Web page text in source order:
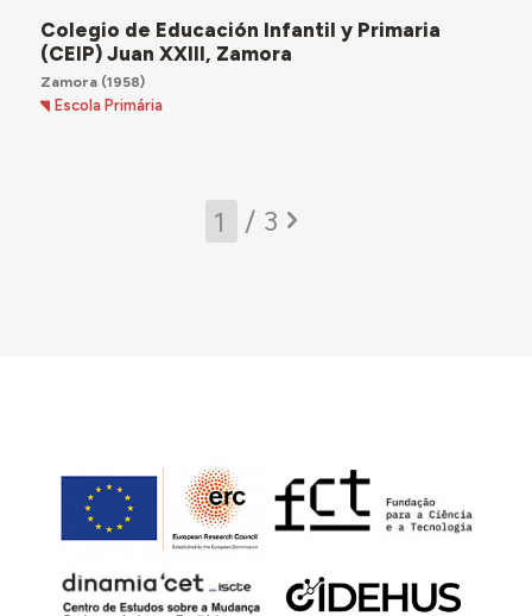
Colegio de Educación Infantil y Primaria
(CEIP) Juan XXIII, Zamora
Zamora(1958)
Escola Primária
/ 3